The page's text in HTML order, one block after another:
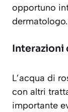
opportuno
dermatologo.
Interazioni
L’acqua di
con altri
importante